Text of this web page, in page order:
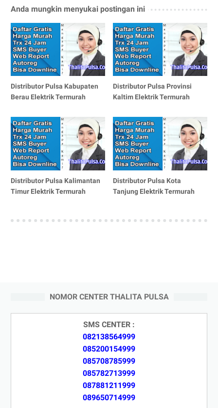
Anda mungkin menyukai postingan ini
Distributor Pulsa Kabupaten
Berau Elektrik Termurah
Distributor Pulsa Provinsi
Kaltim Elektrik Termurah
Distributor Pulsa Kalimantan
Timur Elektrik Termurah
Distributor Pulsa Kota
Tanjung Elektrik Termurah
NOMOR CENTER THALITA PULSA
SMS CENTER :
082138564999
085200154999
085708785999
085782713999
087881211999
089650714999